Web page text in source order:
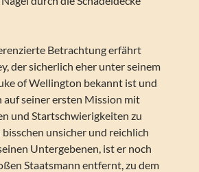
Betrachtung erfährt
der sicherlich eher unter seinem
of Wellington bekannt ist und
auf seiner ersten Mission mit
und Startschwierigkeiten zu
bisschen unsicher und reichlich
Untergebenen, ist er noch
Staatsmann entfernt, zu dem